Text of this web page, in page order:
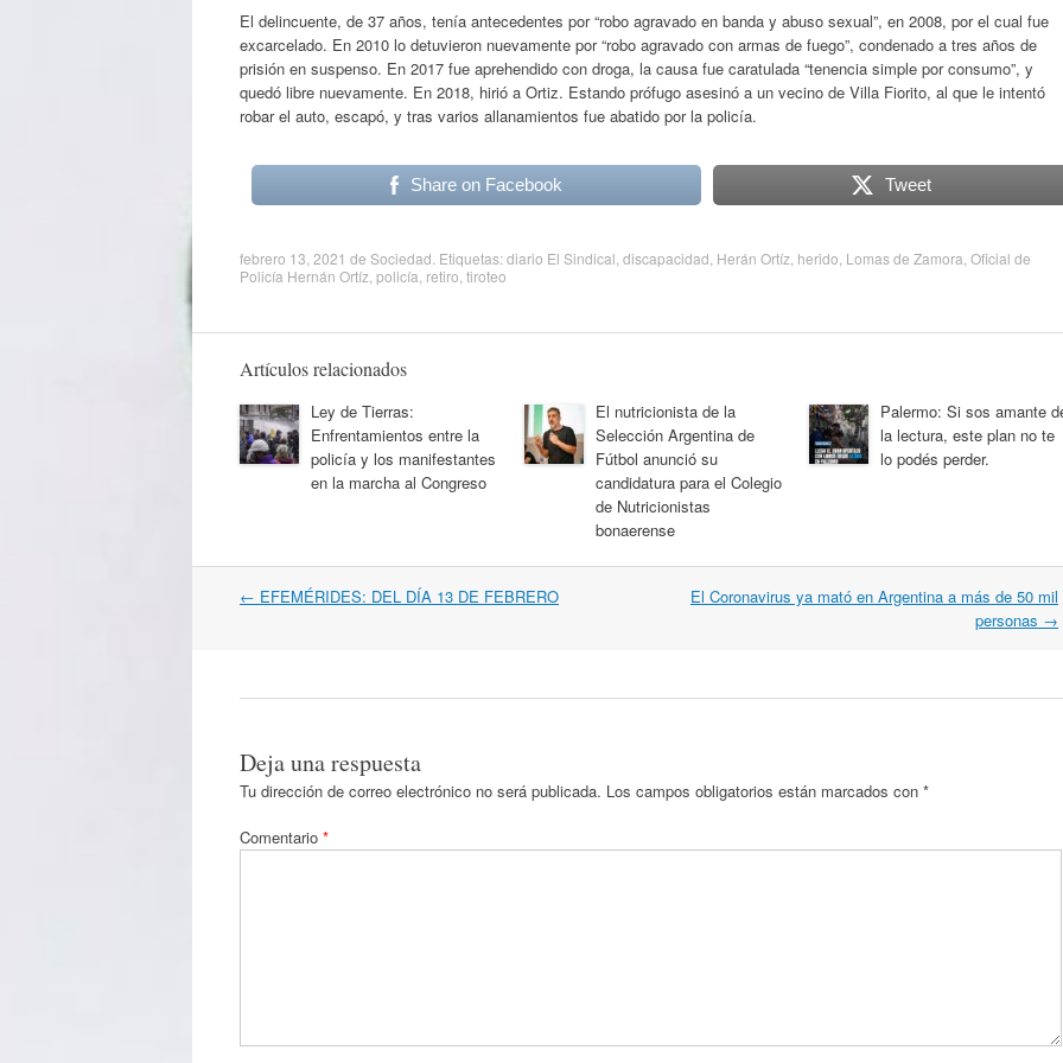
El delincuente, de 37 años, tenía antecedentes por “robo agravado en banda y abuso sexual”, en 2008, por el cual fue
excarcelado. En 2010 lo detuvieron nuevamente por “robo agravado con armas de fuego”, condenado a tres años de
prisión en suspenso. En 2017 fue aprehendido con droga, la causa fue caratulada “tenencia simple por consumo”, y
quedó libre nuevamente. En 2018, hirió a Ortiz. Estando prófugo asesinó a un vecino de Villa Fiorito, al que le intentó
robar el auto, escapó, y tras varios allanamientos fue abatido por la policía.
Share on Facebook Tweet
febrero 13, 2021 de Sociedad . Etiquetas:diario El Sindical discapacidad Herán Ortíz herido Lomas de Zamora Oficial de
Policía Hernán Ortíz policía retiro tiroteo
Artículos relacionados
Ley de Tierras:
Enfrentamientos entre la
policía y los manifestantes
en la marcha al Congreso
El nutricionista de la
Selección Argentina de
Fútbol anunció su
candidatura para el Colegio
de Nutricionistas
bonaerense
Palermo: Si sos amante
la lectura, este plan no te
lo podés perder.
Navegación
← EFEMÉRIDES: DEL DÍA 13 DE FEBRERO
El Coronavirus ya mató en Argentina a más de 50 mil
personas →
Deja una respuesta
Tu dirección de correo electrónico no será publicada. Los campos obligatorios están marcados con *
Comentario *